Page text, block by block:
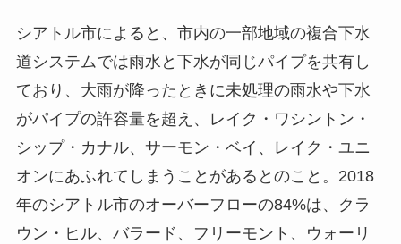
シアトル市によると、市内の一部地域の複合下水
道システムでは雨水と下水が同じパイプを共有し
ており、大雨が降ったときに未処理の雨水や下水
がパイプの許容量を超え、レイク・ワシントン・
シップ・カナル、サーモン・ベイ、レイク・ユニ
オンにあふれてしまうことがあるとのこと。2018
年のシアトル市のオーバーフローの84%は、クラ
ウン・ヒル、バラード、フリーモント、ウォーリ